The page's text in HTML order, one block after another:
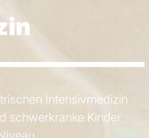
Intensivmedizin
schwerkranke Kinder